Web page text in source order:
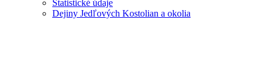
Štatistické údaje
Dejiny Jedľových Kostolian a okolia